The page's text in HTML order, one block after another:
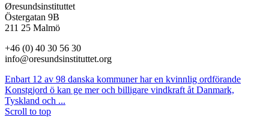
Øresundsinstituttet
Östergatan 9B
211 25 Malmö
+46 (0) 40 30 56 30
info@oresundsinstituttet.org
Enbart 12 av 98 danska kommuner har en kvinnlig ordförande
Konstgjord ö kan ge mer och billigare vindkraft åt Danmark,
Tyskland och ...
Scroll to top